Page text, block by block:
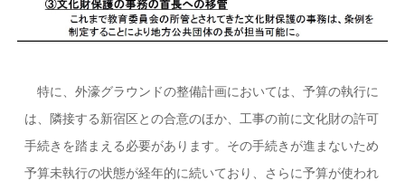
特に、外濠グラウンドの整備計画においては、予算の執行に
は、隣接する新宿区との合意のほか、工事の前に文化財の許可
手続きを踏まえる必要があります。その手続きが進まないため
予算未執行の状態が経年的に続いており、さらに予算が使われ